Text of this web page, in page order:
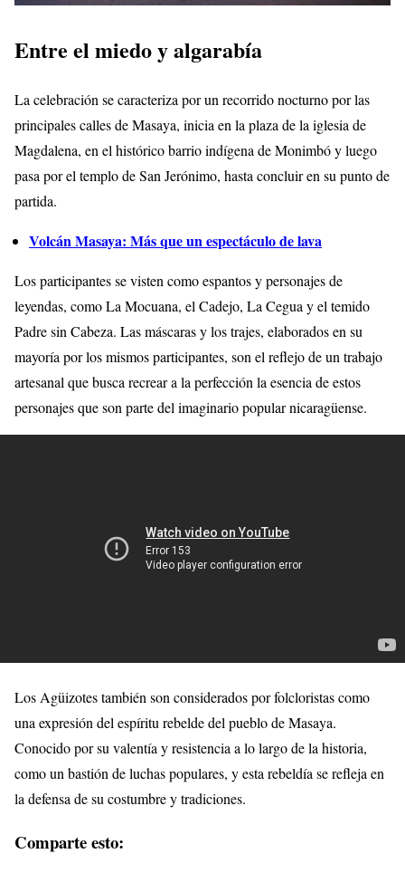
Entre el miedo y algarabía
La celebración se caracteriza por un recorrido nocturno por las
principales calles de Masaya, inicia en la plaza de la iglesia de
Magdalena, en el histórico barrio indígena de Monimbó y luego
pasa por el templo de San Jerónimo, hasta concluir en su punto de
partida.
Volcán Masaya: Más que un espectáculo de lava
Los participantes se visten como espantos y personajes de
leyendas, como La Mocuana, el Cadejo, La Cegua y el temido
Padre sin Cabeza. Las máscaras y los trajes, elaborados en su
mayoría por los mismos participantes, son el reflejo de un trabajo
artesanal que busca recrear a la perfección la esencia de estos
personajes que son parte del imaginario popular nicaragüense.
Los Agüizotes también son considerados por folcloristas como
una expresión del espíritu rebelde del pueblo de Masaya.
Conocido por su valentía y resistencia a lo largo de la historia,
como un bastión de luchas populares, y esta rebeldía se refleja en
la defensa de su costumbre y tradiciones.
Comparte esto: